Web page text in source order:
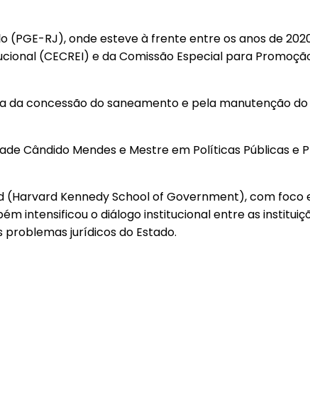
RJ), onde esteve à frente entre os anos de
(CECREI) e da Comissão Especial para
concessão do saneamento e pela manutenção do
Cândido Mendes e Mestre em Políticas Públicas e
Kennedy School of Government), com
intensificou o diálogo institucional entre as
jurídicos do Estado.